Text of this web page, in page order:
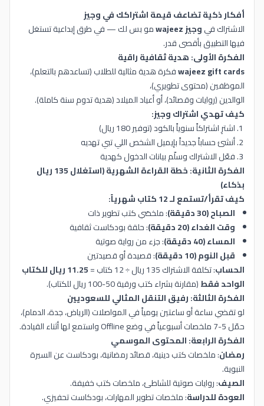
أفكار ذكية تضاعف قيمة اشتراكك في وجيز
الاشتراك فيوجيز wajeez
مو بس لك — في طرق إبداعية تستغل
فيها التطبيق بأقصى قدر.
الفكرة الأولى: هدية ثقافية راقية
wajeez gift cardsفكرة هدية مثالية للطلاب (تساعدهم بالتعلم)،
الموظفين (محتوى تطويري)،
الوالدين (روايات وقصائد)، أو أعياد الميلاد (هدية تدوم سنة كاملة).
كيف تهدي اشتراك وجيز:
اشترِ اشتراكاً سنوياً بالكود (توفير 180 ريال)
أنشئ حساباً جديداً بإيميل الشخص اللي تبي تهديه
فعّل الاشتراك وسلّم بيانات الدخول كهدية
الفكرة الثانية: خطة القراءة الشهرية (استغلال 135 ريال
بذكاء)
كيف تقرأ/تستمع لـ 12 كتاب شهرياً:
الصباح (30 دقيقة)
: ملخصَي كتب تطوير ذات
وقت الغداء (20 دقيقة)
: حلقة بودكاست ثقافية
المساء (40 دقيقة)
: جزء من رواية صوتية
قبل النوم (10 دقيقة)
: قصيدة أو قصيدتين
الحساب: تكلفة الاشتراك 135 ريال ÷ 12 كتاب =
11.25 ريال للكتاب
الواحد فقط(مقارنة بشراء كتب ورقية 50-100 ريال للكتاب).
الفكرة الثالثة: رفيق التنقل المثالي للسعوديين
لو تقضي ساعة أو ساعتين يومياً في المواصلات (الرياض، جدة، الدمام)،
حمّل 5-7 ملخصات أسبوعياً في وضع Offline واستمع لها أثناء القيادة.
الفكرة الرابعة: المحتوى الموسمي
رمضان: ملخصات كتب دينية، قصائد رمضانية، بودكاست عن السيرة
النبوية.
الصيف: روايات صوتية للشاطئ، ملخصات كتب خفيفة.
العودة للدراسة: ملخصات تطوير المهارات، بودكاست تحفيزي.